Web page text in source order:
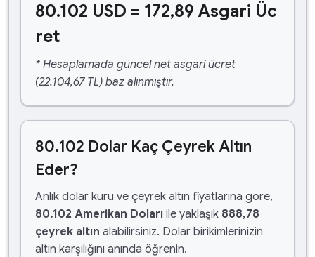
80.102 USD = 172,89 Asgari Üc
ret
* Hesaplamada güncel net asgari ücret
(22.104,67 TL) baz alınmıştır.
80.102 Dolar Kaç Çeyrek Altın
Eder?
Anlık dolar kuru ve çeyrek altın fiyatlarına göre,
80.102 Amerikan Doları ile yaklaşık 888,78
çeyrek altın alabilirsiniz. Dolar birikimlerinizin
altın karşılığını anında öğrenin.